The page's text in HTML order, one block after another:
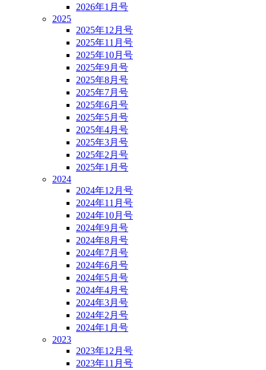
2026年1月号
2025
2025年12月号
2025年11月号
2025年10月号
2025年9月号
2025年8月号
2025年7月号
2025年6月号
2025年5月号
2025年4月号
2025年3月号
2025年2月号
2025年1月号
2024
2024年12月号
2024年11月号
2024年10月号
2024年9月号
2024年8月号
2024年7月号
2024年6月号
2024年5月号
2024年4月号
2024年3月号
2024年2月号
2024年1月号
2023
2023年12月号
2023年11月号